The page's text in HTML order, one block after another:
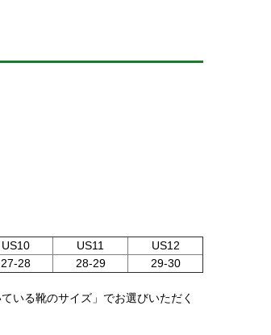
US10 US11
US12
27-28 28-29 29-30
いる靴のサイズ」でお選びいただく